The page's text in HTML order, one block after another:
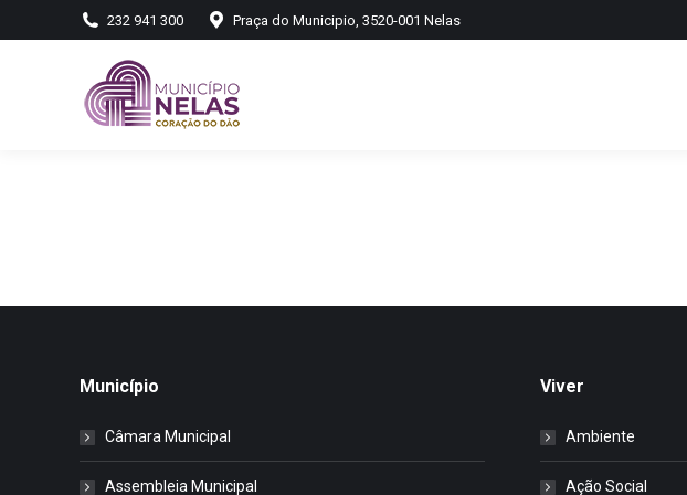
232 941 300 Praça do Municipio, 3520-001 Nelas
Município
Câmara Municipal
Assembleia Municipal
Viver
Ambiente
Ação Social